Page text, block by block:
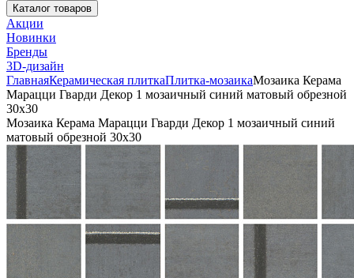
Каталог товаров
Акции
Новинки
Бренды
3D-дизайн
ГлавнаяКерамическая плиткаПлитка-мозаикаМозаика Керама
Марацци Гварди Декор 1 мозаичный синий матовый обрезной
30x30
Мозаика Керама Марацци Гварди Декор 1 мозаичный синий
матовый обрезной 30x30